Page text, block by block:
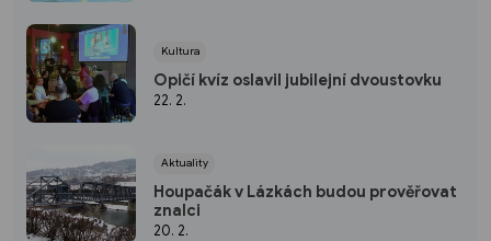
Kultura
Opičí kvíz oslavil jubilejní dvoustovku
22. 2.
Aktuality
Houpačák v Lázkách budou prověřovat
znalci
20. 2.